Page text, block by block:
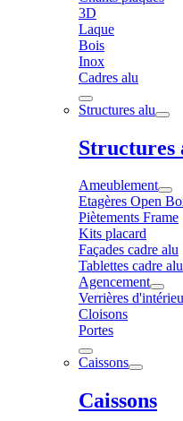
3D
Laque
Bois
Inox
Cadres alu
Structures alu
Structures
Ameublement
Etagères Open
Piètements Frame
Kits placard
Façades cadre alu
Tablettes cadre alu
Agencement
Verrières
Cloisons
Portes
Caissons
Caissons